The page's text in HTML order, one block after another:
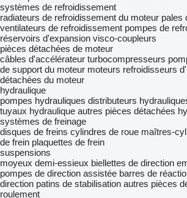
systèmes de refroidissement
radiateurs de refroidissement du moteur pales
ventilateurs de refroidissement pompes de
réservoirs d'expansion visco-coupleurs
pièces détachées de moteur
câbles d'accélérateur turbocompresseurs
de support du moteur moteurs refroidisseurs
détachées du moteur
hydraulique
pompes hydrauliques distributeurs
tuyaux hydraulique autres pièces détachées
systèmes de freinage
disques de freins cylindres de roue maîtres-
de frein plaquettes de frein
suspensions
moyeux demi-essieux biellettes de direction
pompes de direction assistée barres de
direction patins de stabilisation autres pièces
roulement